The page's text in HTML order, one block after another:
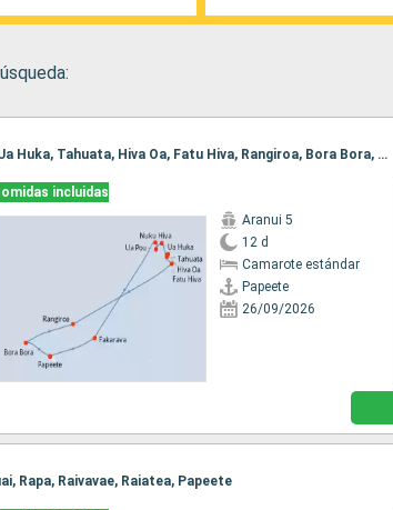
Itinerario : Papeete, Fakarava, Nuku Hiva, Ua Pou, Ua Huka, Tahuata, Hiva Oa, Fatu Hiva, Rangiroa, Bora Bora, Papeete
incluidas
Aranui 5
12 d
Camarote estándar
Papeete
26/09/2026
Rapa, Raivavae, Raiatea, Papeete